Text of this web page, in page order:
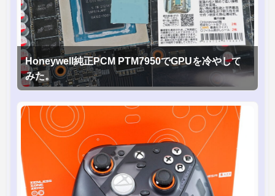
Honeywell純正PCM PTM7950でGPUを冷やして
みた。